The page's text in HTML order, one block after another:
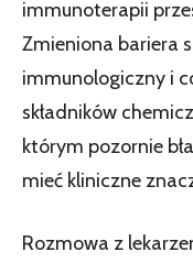
immunoterapii
Zmieniona bariera
immunologiczny i
składników
którym pozornie
mieć kliniczne
Rozmowa z